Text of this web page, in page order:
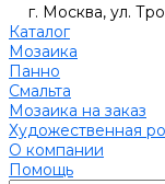
г. Москва, ул.
Каталог
Мозаика
Панно
Смальта
Мозаика на заказ
Художественная
О компании
Помощь